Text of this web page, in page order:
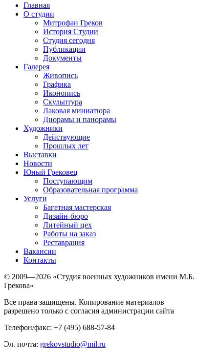
Главная
О студии
Митрофан Греков
История Студии
Студия сегодня
Публикации
Документы
Галерея
Живопись
Графика
Иконопись
Скульптура
Лаковая миниатюра
Диорамы и панорамы
Художники
Действующие
Прошлых лет
Выставки
Новости
Юный Грековец
Поступающим
Образовательная программа
Услуги
Багетная мастерская
Дизайн-бюро
Литейный цех
Работы на заказ
Реставрация
Вакансии
Контакты
© 2009—2026 «Студия военных художников имени М.Б.
Грекова»
Все права защищены. Копирование материалов
разрешено только с согласия администрации сайта
Телефон/факс: +7 (495) 688-57-84
Эл. почта: grekovstudio@mil.ru